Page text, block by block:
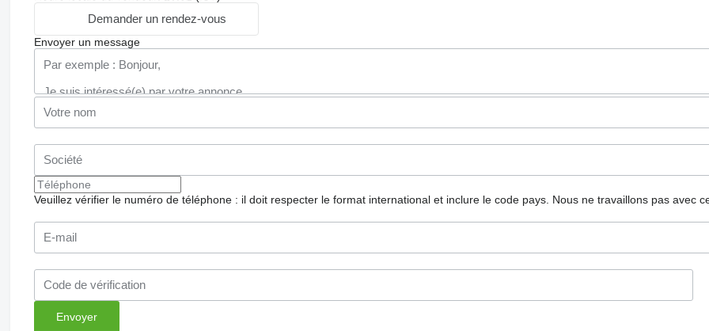
Demander un rendez-vous
Envoyer un message
Veuillez vérifier le numéro de téléphone : il doit respecter le format international et inclure le code pays. Nous ne travaillons pas avec